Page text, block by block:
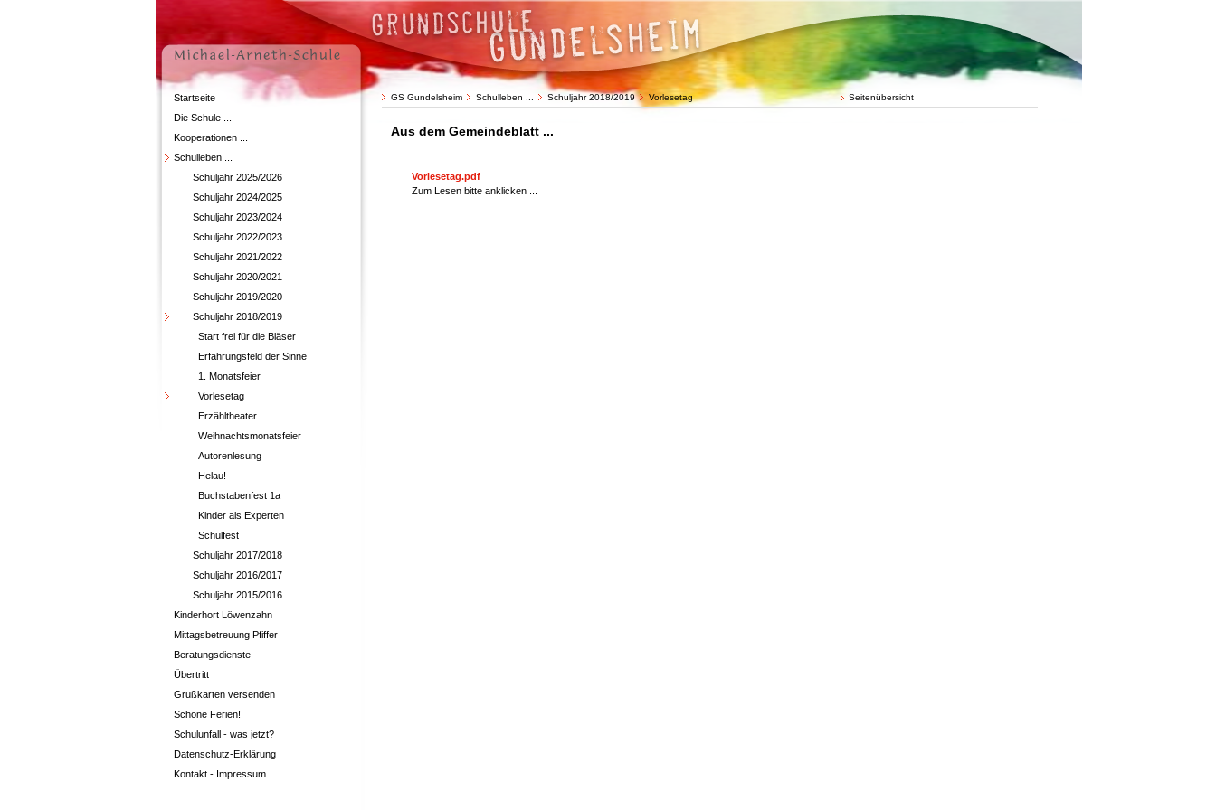
GS Gundelsheim Schulleben ... Schuljahr 2018/2019 Vorlesetag Seitenübersicht
Aus dem Gemeindeblatt ...
Vorlesetag.pdf
Zum Lesen bitte anklicken ...
Startseite
Die Schule ...
Kooperationen ...
Schulleben ...
Schuljahr 2025/2026
Schuljahr 2024/2025
Schuljahr 2023/2024
Schuljahr 2022/2023
Schuljahr 2021/2022
Schuljahr 2020/2021
Schuljahr 2019/2020
Schuljahr 2018/2019
Start frei für die Bläser
Erfahrungsfeld der Sinne
1. Monatsfeier
Vorlesetag
Erzähltheater
Weihnachtsmonatsfeier
Autorenlesung
Helau!
Buchstabenfest 1a
Kinder als Experten
Schulfest
Schuljahr 2017/2018
Schuljahr 2016/2017
Schuljahr 2015/2016
Kinderhort Löwenzahn
Mittagsbetreuung Pfiffer
Beratungsdienste
Übertritt
Grußkarten versenden
Schöne Ferien!
Schulunfall - was jetzt?
Datenschutz-Erklärung
Kontakt - Impressum